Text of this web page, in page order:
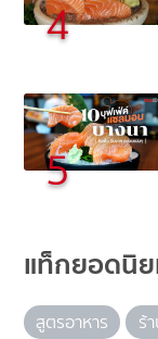
4
5
แท็กยอดนิ
สูตรอาหาร ร้